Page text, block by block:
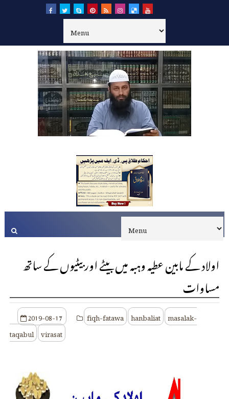
اولاد کے مابین عطیہ وہبہ میں بیٹے اور بیٹیوں کے ساتھ
مساوات
2019-08-17 fiqh-fatawa hanbaliat masalak-
taqabul virasat